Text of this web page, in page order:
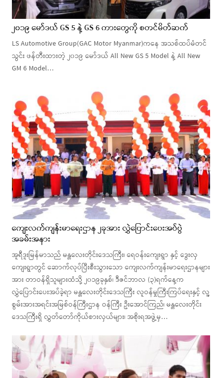
၂၀၁၉ မော်ဒယ် GS 5 နဲ့ GS 6 ကားတွေကို စတင်မိတ်ဆက်
LS Automotive Group(GAC Motor Myanmar)ကနေ အသစ်ထပ်မံတင်
သွင်း ဖန်တီးထားတဲ့ ၂၀၁၉ မော်ဒယ် All New GS 5 Model နဲ့ All New
GM 6 Model…
ကျေးလက်ကျန်းမာရေးဌာန ၂ခုအား လွှဲပြောင်းပေးအပ်ပွဲ
အခမ်းအနား
အူရီဒူးမြန်မာသည် မန္တလေးတိုင်းဒေသကြီး၊ ရေဝန်းကျေးရွာ နှင့် ဒွေးလှ
ကျေးရွာတွင် ဆောက်လုပ်ပြီးစီးသွားသော ကျေးလက်ကျန်းမာရေးဌာနများ
အား တာဝန်ရှိသူများထံသို့ ၂၀၁၉ခုနှစ်၊ ဒီဇင်ဘာလ (၃)ရက်နေ့က
လွှဲပြောင်းပေးအပ်ခဲ့ရာ မန္တလေးတိုင်းဒေသကြီး လူဝန်မှုကြီးကြပ်ရေးနှင့် လူ့
စွမ်းအားအရင်းအမြစ်ဝန်ကြီးဌာန ဝန်ကြီး ဦးအောင်ကြည်၊ မန္တလေးတိုင်း
ဒေသကြီးရှိ လွှတ်တော်ကိုယ်စားလှယ်များ၊ အစိုးရအဖွဲ့မှ…